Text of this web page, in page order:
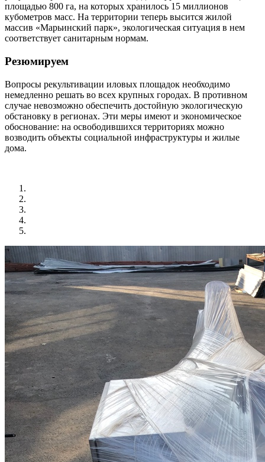
площадью 800 га, на которых хранилось 15 миллионов
кубометров масс. На территории теперь высится жилой
массив «Марьинский парк», экологическая ситуация в нем
соответствует санитарным нормам.
Резюмируем
Вопросы рекультивации иловых площадок необходимо
немедленно решать во всех крупных городах. В противном
случае невозможно обеспечить достойную экологическую
обстановку в регионах. Эти меры имеют и экономическое
обоснование: на освободившихся территориях можно
возводить объекты социальной инфраструктуры и жилые
дома.